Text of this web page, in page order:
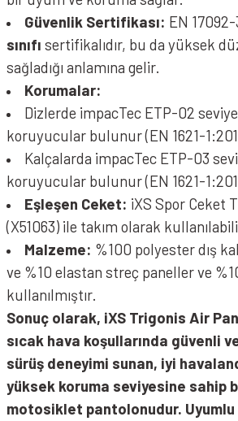
Güvenlik Sertifikası: EN
sınıfı sertifikalıdır, bu da yüksek
sağladığı anlamına gelir.
Korumalar:
Dizlerde impacTec ETP-02
koruyucular bulunur (EN 1621-
Kalçalarda impacTec ETP-03
koruyucular bulunur (EN 1621-
Eşleşen Ceket: iXS Spor Ceket
(X51063) ile takım olarak
Malzeme: %100 polyester dış
ve %10 elastan streç paneller ve
kullanılmıştır.
Sonuç olarak, iXS Trigonis Air
sıcak hava koşullarında güvenli
sürüş deneyimi sunan, iyi
yüksek koruma seviyesine sahip
motosiklet pantolonudur.